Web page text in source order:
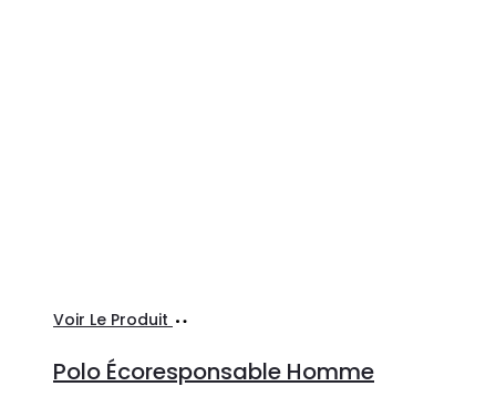
Voir Le Produit
panier
Polo Écoresponsable Homme